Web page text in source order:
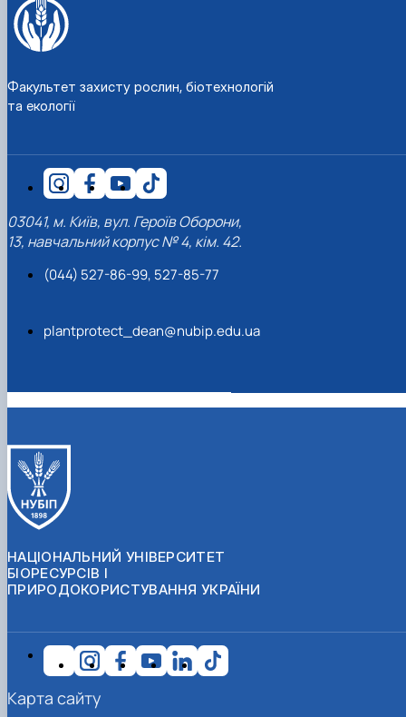
Факультет захисту рослин, біотехнологій
та екології
03041, м. Київ, вул. Героїв Оборони,
13, навчальний корпус № 4, кім. 42.
(044) 527-86-99, 527-85-77
plantprotect_dean@nubip.edu.ua
НАЦІОНАЛЬНИЙ УНІВЕРСИТЕТ
БІОРЕСУРСІВ І
ПРИРОДОКОРИСТУВАННЯ УКРАЇНИ
Карта сайту